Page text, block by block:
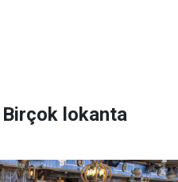
lokanta